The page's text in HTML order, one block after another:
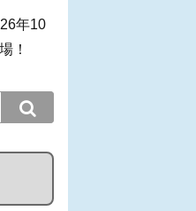
年10
！